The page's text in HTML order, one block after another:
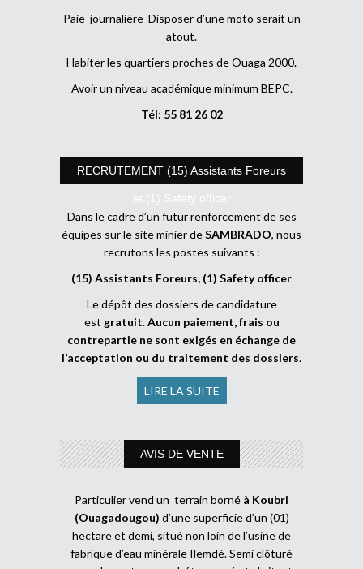
Paie journalière Disposer d’une moto serait un
atout.
Habiter les quartiers proches de Ouaga 2000.
Avoir un niveau académique minimum BEPC.
Tél: 55 81 26 02
RECRUTEMENT (15) Assistants Foreurs
et (1) Safety officer
Dans le cadre d’un futur renforcement de ses
équipes sur le site minier deSAMBRADO, nous
recrutons les postes suivants :
(15) Assistants Foreurs, (1) Safety officer
Le dépôt des dossiers de candidature
est gratuit.Aucun paiement, frais ou
contrepartie ne sont exigés en échange de
l’acceptation ou du traitement des dossiers.
LIRE LA SUITE
AVIS DE VENTE
Particulier vend un terrain borné à Koubri
(Ouagadougou) d’une superficie d’un (01)
hectare et demi, situé non loin de l’usine de
fabrique d’eau minérale Ilemdé. Semi clôturé